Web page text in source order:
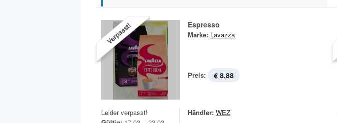
Verpasst! Espresso
Marke: Lavazza
Preis: € 8,88
Leider verpasst!
Händler: WEZ